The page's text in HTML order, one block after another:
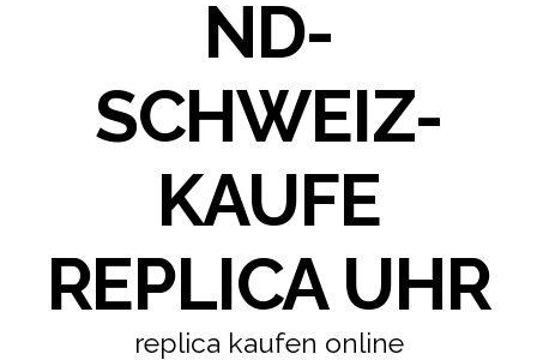
ND-
SCHWEIZ-
KAUFE
REPLICA UHR
replica kaufen online